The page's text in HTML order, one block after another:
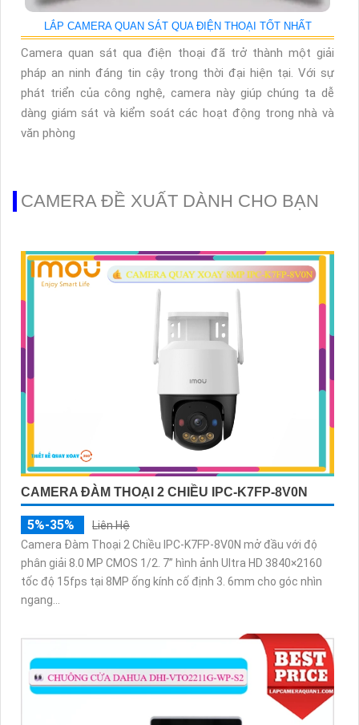
LẮP CAMERA QUAN SÁT QUA ĐIỆN THOẠI TỐT NHẤT
Camera quan sát qua điện thoại đã trở thành một giải
pháp an ninh đáng tin cậy trong thời đại hiện tại. Với sự
phát triển của công nghệ, camera này giúp chúng ta dễ
dàng giám sát và kiểm soát các hoạt động trong nhà và
văn phòng
CAMERA ĐỀ XUẤT DÀNH CHO BẠN
CAMERA ĐÀM THOẠI 2 CHIỀU IPC-K7FP-8V0N
5%-35%
Liên Hệ
Camera Đàm Thoại 2 Chiều IPC-K7FP-8V0N mở đầu với độ
phân giải 8.0 MP CMOS 1/2. 7” hình ảnh Ultra HD 3840×2160
tốc độ 15fps tại 8MP ống kính cố định 3. 6mm cho góc nhìn
ngang...